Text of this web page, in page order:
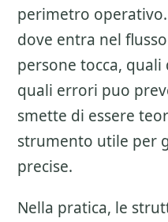
perimetro
dove entra nel
persone tocca,
quali errori puo
smette di essere
strumento utile per
precise.
Nella pratica, le